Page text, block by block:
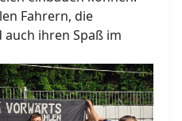
Fahrern, die
ihren Spaß im